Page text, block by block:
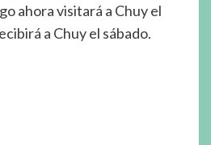
ahora visitará a Chuy el
a Chuy el sábado.